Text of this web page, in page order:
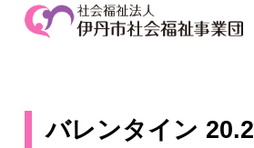
バレンタイン 20.2